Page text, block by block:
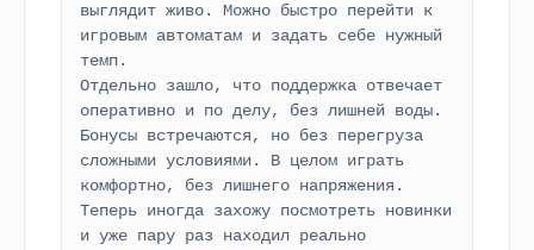
выглядит живо. Можно быстро перейти к
игровым автоматам и задать себе нужный
темп.
Отдельно зашло, что поддержка отвечает
оперативно и по делу, без лишней воды.
Бонусы встречаются, но без перегруза
сложными условиями. В целом играть
комфортно, без лишнего напряжения.
Теперь иногда захожу посмотреть новинки
и уже пару раз находил реально